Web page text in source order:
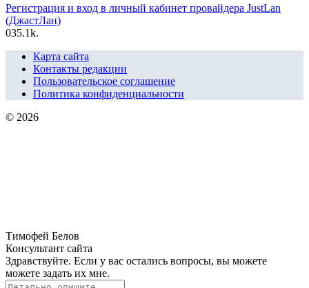
Регистрация и вход в личный кабинет провайдера JustLan
(ДжастЛан)
035.1k.
Карта сайта
Контакты редакции
Пользовательское соглашение
Политика конфиденциальности
© 2026
Тимофей Белов
Консультант сайта
Здравствуйте. Если у вас остались вопросы, вы можете
можете задать их мне.